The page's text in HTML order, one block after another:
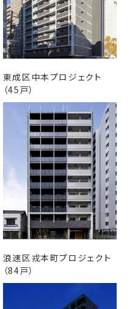
東成区中本プロジェクト
（45戸）
浪速区戎本町プロジェクト
（84戸）